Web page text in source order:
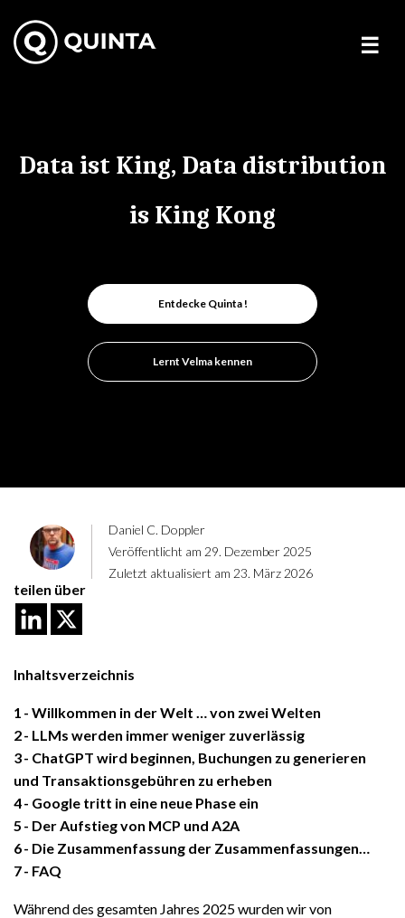
content
Data ist King, Data distribution
is King Kong
Entdecke Quinta !
Lernt Velma kennen
Daniel C. Doppler
Veröffentlicht am 29. Dezember 2025
Zuletzt aktualisiert am 23. März 2026
teilen über
Inhaltsverzeichnis
1
Willkommen in der Welt … von zwei Welten
2
LLMs werden immer weniger zuverlässig
3
ChatGPT wird beginnen, Buchungen zu generieren
und Transaktionsgebühren zu erheben
4
Google tritt in eine neue Phase ein
5
Der Aufstieg von MCP und A2A
6
Die Zusammenfassung der Zusammenfassungen…
7
FAQ
Während des gesamten Jahres 2025 wurden wir von